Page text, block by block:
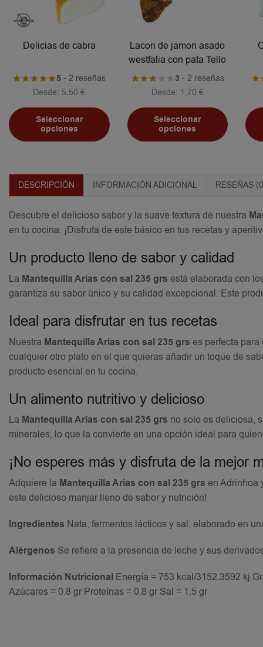
Delicias de cabra
5 - 2 reseñas
Desde: 5,50€
Seleccionar
opciones
Lacon de jamon asado
westfalia con pata Tello
3 - 2 reseñas
Desde: 1,70 €
Seleccionar
opciones
DESCRIPCIÓN INFORMACIÓN ADICIONAL RESEÑAS
Descubre el delicioso sabor y la suave textura de nuestra
en tu cocina. ¡Disfruta de este básico en tus recetas y
Un producto lleno de sabor y calidad
La Mantequilla Arias con sal 235 grs está elaborada con
garantiza su sabor único y su calidad excepcional. Este
Ideal para disfrutar en tus recetas
Nuestra Mantequilla Arias con sal 235 grs es perfecta
cualquier otro plato en el que quieras añadir un toque de
producto esencial en tu cocina.
Un alimento nutritivo y delicioso
La Mantequilla Arias con sal 235 grs no solo es deliciosa,
minerales, lo que la convierte en una opción ideal para
¡No esperes más y disfruta de la mejor
Adquiere la Mantequilla Arias con sal 235 grs en Adrinhoa
este delicioso manjar lleno de sabor y nutrición!
Ingredientes Nata, fermentos lácticos y sal, elaborado en
Alérgenos Se refiere a la presencia de leche y sus
Información Nutricional Energía = 753 kcal/3152.3592 kj
Azúcares = 0.8 gr Proteínas = 0.8 gr Sal = 1.5 gr